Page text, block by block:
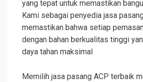
yang tepat untuk memastikan
Kami sebagai penyedia jasa
memastikan bahwa setiap
dengan bahan berkualitas tinggi
daya tahan maksimal
Memilih jasa pasang ACP terbaik